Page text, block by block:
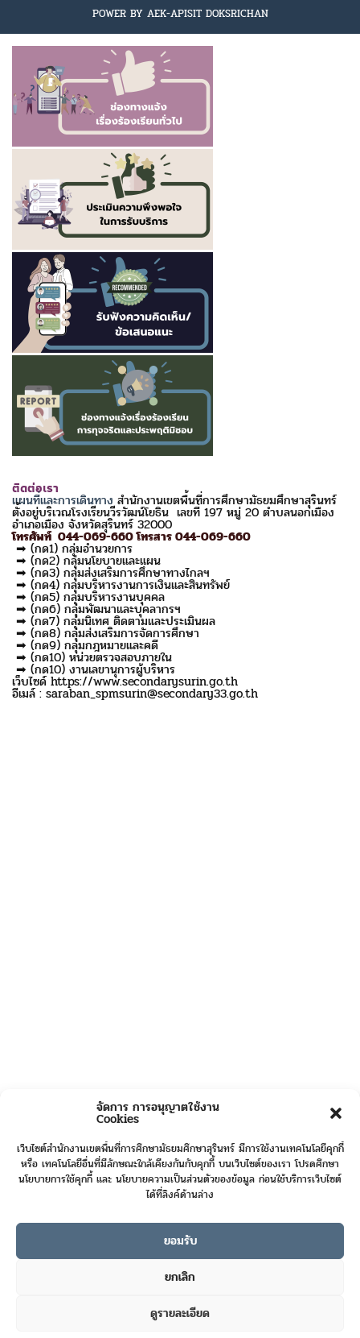
จัดการ การอนุญาตใช้งาน
Cookies
เว็บไซต์สำนักงานเขตพื้นที่การศึกษามัธยมศึกษาสุรินทร์ มีการใช้งานเทคโนโลยีคุกกี้
หรือ เทคโนโลยีอื่นที่มีลักษณะใกล้เคียงกันกับคุกกี้ บนเว็บไซต์ของเรา โปรดศึกษา
นโยบายการใช้คุกกี้ และ นโยบายความเป็นส่วนตัวของข้อมูล ก่อนใช้บริการเว็บไซต์
ได้ที่ลิงค์ด้านล่าง
ยอมรับ
ยกเลิก
ดูรายละเอียด
POWER BY AEK-APISIT DOKSRICHAN
ติดต่อเรา
แผนที่และการเดินทางสำนักงานเขตพื้นที่การศึกษามัธยมศึกษาสุรินทร์
ตั้งอยู่บริเวณโรงเรียนวีรวัฒน์โยธิน เลขที่ 197 หมู่ 20 ตำบลนอกเมือง
อำเภอเมือง จังหวัดสุรินทร์ 32000
โทรศัพท์ 044-069-660 โทรสาร 044-069-660
➡ (กด1) กลุ่มอำนวยการ
➡ (กด2) กลุ่มนโยบายและแผน
➡ (กด3) กลุ่มส่งเสริมการศึกษาทางไกลฯ
➡ (กด4) กลุ่มบริหารงานการเงินและสินทรัพย์
➡ (กด5) กลุ่มบริหารงานบุคคล
➡ (กด6) กลุ่มพัฒนาและบุคลากรฯ
➡ (กด7) กลุ่มนิเทศ ติดตามและประเมินผล
➡ (กด8) กลุ่มส่งเสริมการจัดการศึกษา
➡ (กด9) กลุ่มกฎหมายและคดี
➡ (กด10) หน่วยตรวจสอบภายใน
➡ (กด10) งานเลขานุการผู้บริหาร
เว็บไซด์ https://www.secondarysurin.go.th
อีเมล์ : saraban_spmsurin@secondary33.go.th
422986 Contact us